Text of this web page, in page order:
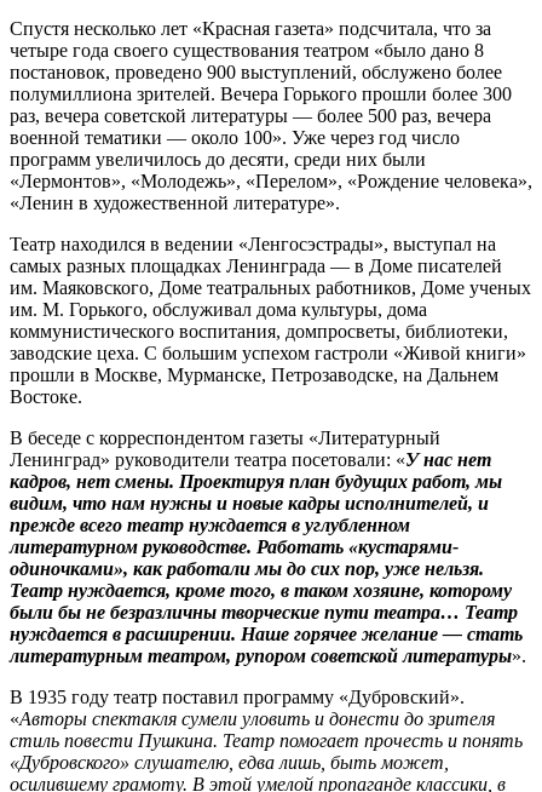
Спустя несколько лет «Красная газета» подсчитала, что за
четыре года своего существования театром «было дано 8
постановок, проведено 900 выступлений, обслужено более
полумиллиона зрителей. Вечера Горького прошли более 300
раз, вечера советской литературы — более 500 раз, вечера
военной тематики — около 100». Уже через год число
программ увеличилось до десяти, среди них были
«Лермонтов», «Молодежь», «Перелом», «Рождение человека»,
«Ленин в художественной литературе».
Театр находился в ведении «Ленгосэстрады», выступал на
самых разных площадках Ленинграда — в Доме писателей
им. Маяковского, Доме театральных работников, Доме ученых
им. М. Горького, обслуживал дома культуры, дома
коммунистического воспитания, домпросветы, библиотеки,
заводские цеха. С большим успехом гастроли «Живой книги»
прошли в Москве, Мурманске, Петрозаводске, на Дальнем
Востоке.
В беседе с корреспондентом газеты «Литературный
Ленинград» руководители театра посетовали: «У нас нет
кадров, нет смены. Проектируя план будущих работ, мы
видим, что нам нужны и новые кад­ры исполнителей, и
прежде всего театр нуждается в углубленном
литературном руководстве. Работать «кустарями-
одиночками», как работали мы до сих пор, уже нельзя.
Театр нуждается, кроме того, в таком хозяине, которому
были бы не безразличны творческие пути театра… Театр
нуждается в расширении. Наше горячее желание — стать
литературным театром, рупором советской литературы».
В 1935 году театр поставил ­программу «Дубровский».
«Авторы спектакля сумели уловить и донести до зрителя
стиль повести Пушкина. Театр помогает прочесть и понять
«Дубровского» слушателю, едва лишь, быть может,
осилившему грамоту. В этой умелой пропаганде классики, в